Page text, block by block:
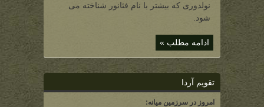
فئانور)
نولدوری که بیشتر با نام فئانور شناخته می
شود.
ادامه مطلب »
تقویم آردا
امروز در سرزمین میانه: